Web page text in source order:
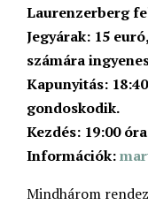
Laurenzerberg
Jegyárak: 15
számára
Kapunyitás:
gondoskodik.
Kezdés: 19:00 óra
Információk:
Mindhárom